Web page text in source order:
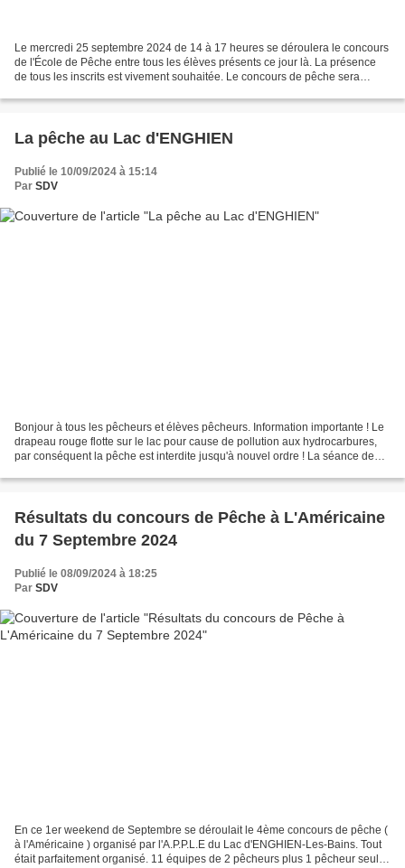
Le mercredi 25 septembre 2024 de 14 à 17 heures se déroulera le concours
de l'École de Pêche entre tous les élèves présents ce jour là. La présence
de tous les inscrits est vivement souhaitée. Le concours de pêche sera
La pêche au Lac d'ENGHIEN
Publié le 10/09/2024 à 15:14
Par SDV
Bonjour à tous les pêcheurs et élèves pêcheurs. Information importante ! Le
drapeau rouge flotte sur le lac pour cause de pollution aux hydrocarbures,
par conséquent la pêche est interdite jusqu'à nouvel ordre ! La séance de
Résultats du concours de Pêche à L'Américaine
du 7 Septembre 2024
Publié le 08/09/2024 à 18:25
Par SDV
En ce 1er weekend de Septembre se déroulait le 4ème concours de pêche (
à l'Américaine ) organisé par l'A.P.P.L.E du Lac d'ENGHIEN-Les-Bains. Tout
était parfaitement organisé. 11 équipes de 2 pêcheurs plus 1 pêcheur seul